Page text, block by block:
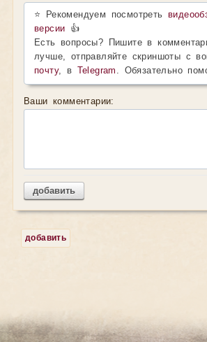
⭐ Рекомендуем посмотреть
версии 👍
Есть вопросы? Пишите в
лучше, отправляйте скриншоты с
почту, в Telegram . Обязательно
Ваши комментарии:
добавить
добавить